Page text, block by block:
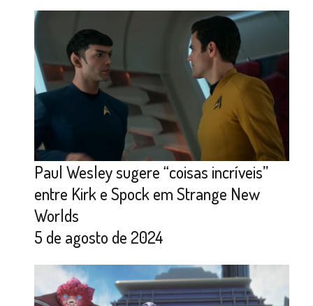
Paul Wesley sugere “coisas incríveis”
entre Kirk e Spock em Strange New
Worlds
5 de agosto de 2024